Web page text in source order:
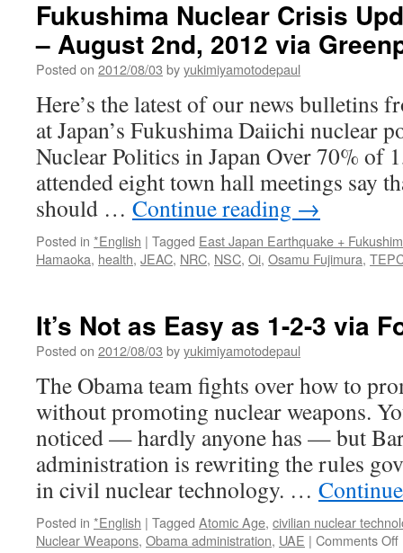
Fukushima Nuclear Crisis
– August 2nd, 2012 via
Posted on 2012/08/03 byyukimiyamotodepaul
Here’s the latest of our news bulletins
at Japan’s Fukushima Daiichi nuclear
Nuclear Politics in Japan Over 70% of
attended eight town hall meetings say
should … Continue reading →
Posted in *English | Tagged East Japan Earthquake +
Hamaoka, health, JEAC, NRC, NSC, Oi, Osamu Fujimura,
It’s Not as Easy as 1-2-3 via
Posted on 2012/08/03 byyukimiyamotodepaul
The Obama team fights over how to
without promoting nuclear weapons.
noticed — hardly anyone has — but
administration is rewriting the rules
in civil nuclear technology. …
Posted in *English | Tagged Atomic Age, civilian nuclear
Nuclear Weapons, Obama administration, UAE | Comments Off